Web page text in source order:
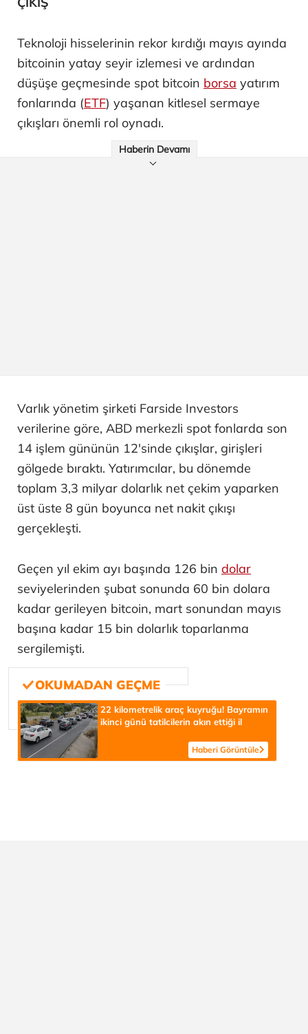
Teknoloji hisselerinin rekor kırdığı mayıs ayında
bitcoinin yatay seyir izlemesi ve ardından
düşüşe geçmesinde spot bitcoin borsa yatırım
fonlarında (ETF) yaşanan kitlesel sermaye
çıkışları önemli rol oynadı.
Haberin Devamı
Varlık yönetim şirketi Farside Investors
verilerine göre, ABD merkezli spot fonlarda son
14 işlem gününün 12'sinde çıkışlar, girişleri
gölgede bıraktı. Yatırımcılar, bu dönemde
toplam 3,3 milyar dolarlık net çekim yaparken
üst üste 8 gün boyunca net nakit çıkışı
gerçekleşti.
Geçen yıl ekim ayı başında 126 bin dolar
seviyelerinden şubat sonunda 60 bin dolara
kadar gerileyen bitcoin, mart sonundan mayıs
başına kadar 15 bin dolarlık toparlanma
sergilemişti.
22 kilometrelik araç kuyruğu! Bayramın
ikinci günü tatilcilerin akın ettiği il
Haberi Görüntüle